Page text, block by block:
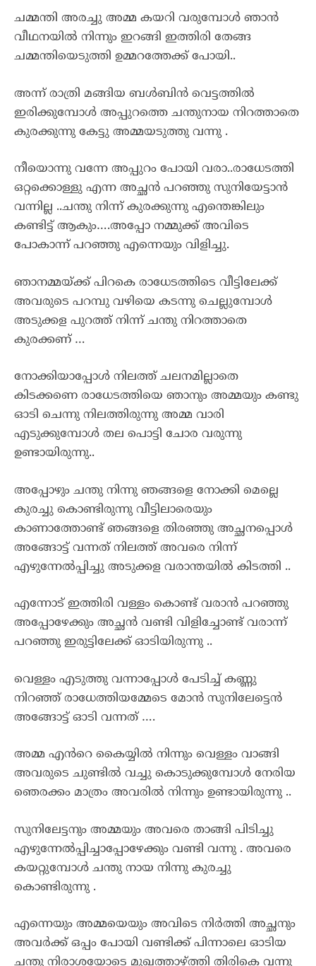
ചമ്മന്തി അരച്ചു അമ്മ കയറി വരുമ്പോൾ ഞാൻ
വീഥനയിൽ നിന്നും ഇറങ്ങി ഇത്തിരി തേങ്ങ
ചമ്മന്തിയെടുത്തി ഉമ്മറത്തേക്ക് പോയി..
അന്ന് രാത്രി മങ്ങിയ ബൾബിൻ വെട്ടത്തിൽ
ഇരിക്കുമ്പോൾ അപ്പുറത്തെ ചന്തുനായ നിറത്താതെ
കുരക്കുന്നു കേട്ടു അമ്മയടുത്തു വന്നു .
നീയൊന്നു വന്നേ അപ്പുറം പോയി വരാ..രാധേടത്തി
ഒറ്റക്കൊള്ളു എന്ന അച്ഛൻ പറഞ്ഞു സുനിയേട്ടാൻ
വന്നില്ല ..ചന്തു നിന്ന് കുരക്കുന്നു എന്തെങ്കിലും
കണ്ടിട്ട് ആകും….അപ്പോ നമ്മുക്ക് അവിടെ
പോകാന്ന് പറഞ്ഞു എന്നെയും വിളിച്ചു.
ഞാനമ്മയ്ക്ക് പിറകെ രാധേടത്തിടെ വീട്ടിലേക്ക്
അവരുടെ പറമ്പു വഴിയെ കടന്നു ചെല്ലുമ്പോൾ
അടുക്കള പുറത്ത് നിന്ന് ചന്തു നിറത്താതെ
കുരക്കണ് …
നോക്കിയാപ്പോൾ നിലത്ത് ചലനമില്ലാതെ
കിടക്കണെ രാധേടത്തിയെ ഞാനും അമ്മയും കണ്ടു
ഓടി ചെന്നു നിലത്തിരുന്നു അമ്മ വാരി
എടുക്കുമ്പോൾ തല പൊട്ടി ചോര വരുന്നു
ഉണ്ടായിരുന്നു..
അപ്പോഴും ചന്തു നിന്നു ഞങ്ങളെ നോക്കി മെല്ലെ
കുരച്ചു കൊണ്ടിരുന്നു വീട്ടിലാരെയും
കാണാത്തോണ്ട് ഞങ്ങളെ തിരഞ്ഞു അച്ഛനപ്പൊൾ
അങ്ങോട്ട്‌ വന്നത് നിലത്ത് അവരെ നിന്ന്
എഴുന്നേൽപ്പിച്ചു അടുക്കള വരാന്തയിൽ കിടത്തി ..
എന്നോട് ഇത്തിരി വള്ളം കൊണ്ട് വരാൻ പറഞ്ഞു
അപ്പോഴേക്കും അച്ഛൻ വണ്ടി വിളിച്ചോണ്ട് വരാന്ന്
പറഞ്ഞു ഇരുട്ടിലേക്ക് ഓടിയിരുന്നു ..
വെള്ളം എടുത്തു വന്നാപ്പോൾ പേടിച്ച് കണ്ണു
നിറഞ്ഞ് രാധേത്തിയമ്മേടെ മോൻ സുനിലേട്ടെൻ
അങ്ങോട്ട് ഓടി വന്നത് ….
അമ്മ എൻറെ കൈയ്യിൽ നിന്നും വെള്ളം വാങ്ങി
അവരുടെ ചുണ്ടിൽ വച്ചു കൊടുക്കുമ്പോൾ നേരിയ
ഞെരക്കം മാത്രം അവരിൽ നിന്നും ഉണ്ടായിരുന്നു ..
സുനിലേട്ടനും അമ്മയും അവരെ താങ്ങി പിടിച്ചു
എഴുന്നേൽപ്പിച്ചാപ്പോഴേക്കും വണ്ടി വന്നു . അവരെ
കയറ്റുമ്പോൾ ചന്തു നായ നിന്നു കുരച്ചു
കൊണ്ടിരുന്നു .
എന്നെയും അമ്മയെയും അവിടെ നിർത്തി അച്ഛനും
അവർക്ക് ഒപ്പം പോയി വണ്ടിക്ക് പിന്നാലെ ഓടിയ
ചന്തു നിരാശയോടെ മുഖത്താഴ്ത്തി തിരികെ വന്നു